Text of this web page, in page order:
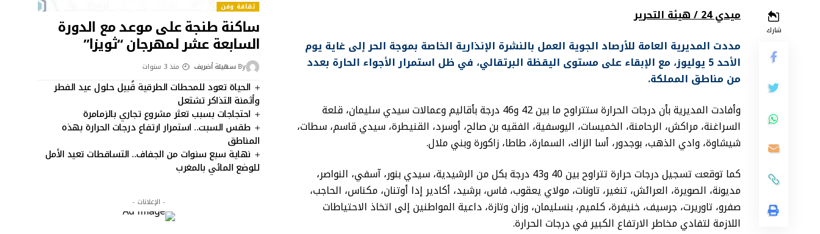
شارك
ميدي 24 / هيئة التحرير
مددت المديرية العامة للأرصاد الجوية العمل بالنشرة الإنذارية الخاصة بموجة الحر إلى غاية يوم
الأحد 5 يوليوز، مع الإبقاء على مستوى اليقظة البرتقالي، في ظل استمرار الأجواء الحارة بعدد
من مناطق المملكة.
وأفادت المديرية بأن درجات الحرارة ستتراوح ما بين 42 و46 درجة بأقاليم وعمالات سيدي سليمان، قلعة
السراغنة، مراكش، الرحامنة، الخميسات، اليوسفية، الفقيه بن صالح، أوسرد، القنيطرة، سيدي قاسم، سطات،
شيشاوة، وادي الذهب، بوجدور، أسا الزاك، السمارة، طاطا، زاكورة وبني ملال.
كما توقعت تسجيل درجات حرارة تتراوح بين 40 و43 درجة بكل من الرشيدية، سيدي بنور، آسفي، النواصر،
مديونة، الصويرة، العرائش، تنغير، تاونات، مولاي يعقوب، فاس، برشيد، أكادير إدا أوتنان، مكناس، الحاجب،
صفرو، تاوريرت، جرسيف، خنيفرة، كلميم، بنسليمان، وزان وتازة، داعية المواطنين إلى اتخاذ الاحتياطات
اللازمة لتفادي مخاطر الارتفاع الكبير في درجات الحرارة.
ثقافة وفن
ساكنة طنجة على موعد مع الدورة
السابعة عشر لمهرجان “ثويزا”
By سهيلة أضريف منذ 3 سنوات
الحياة تعود للمحطات الطرقية قُبيل حلول عيد الفطر
وأثمنة التذاكر تشتعل
احتجاجات بسبب تعثر مشروع تجاري بالزمامرة
طقس السبت.. استمرار ارتفاع درجات الحرارة بهذه
المناطق
نهاية سبع سنوات من الجفاف.. التساقطات تعيد الأمل
للوضع المائي بالمغرب
- الإعلانات -